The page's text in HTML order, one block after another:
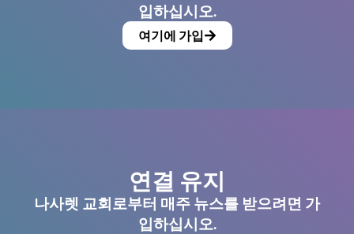
입하십시오.
여기에 가입
연결 유지
나사렛 교회로부터 매주 뉴스를 받으려면 가
입하십시오.